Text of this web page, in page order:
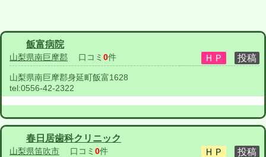
飯富病院
山梨県南巨摩郡 口コミ 0件
山梨県南巨摩郡身延町飯富1628
tel:0556-42-2322
春日居歯科クリニック
山梨県笛吹市 口コミ 0件